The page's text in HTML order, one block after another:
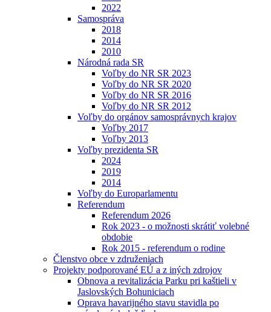
2022
Samospráva
2018
2014
2010
Národná rada SR
Voľby do NR SR 2023
Voľby do NR SR 2020
Voľby do NR SR 2016
Voľby do NR SR 2012
Voľby do orgánov samosprávnych krajov
Voľby 2017
Voľby 2013
Voľby prezidenta SR
2024
2019
2014
Voľby do Europarlamentu
Referendum
Referendum 2026
Rok 2023 - o možnosti skrátiť volebné
obdobie
Rok 2015 - referendum o rodine
Členstvo obce v združeniach
Projekty podporované EÚ a z iných zdrojov
Obnova a revitalizácia Parku pri kaštieli v
Jaslovských Bohuniciach
Oprava havarijného stavu stavidla po